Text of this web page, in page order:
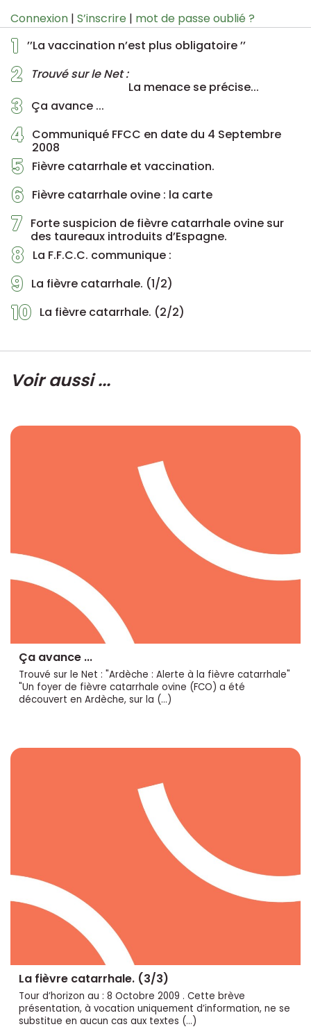
1 ’’La vaccination n’est plus obligatoire ’’
2
Trouvé sur le Net :
La menace se précise...
3 Ça avance ...
4 Communiqué FFCC en date du 4 Septembre
2008
5 Fièvre catarrhale et vaccination.
6 Fièvre catarrhale ovine : la carte
7 Forte suspicion de fièvre catarrhale ovine sur
des taureaux introduits d’Espagne.
8 La F.F.C.C. communique :
9 La fièvre catarrhale. (1/2)
10 La fièvre catarrhale. (2/2)
Connexion | S’inscrire | mot de passe oublié ?
Voir aussi ...
Ça avance ...
Trouvé sur le Net : "Ardèche : Alerte à la fièvre catarrhale"
"Un foyer de fièvre catarrhale ovine (FCO) a été
découvert en Ardèche, sur la (…)
La fièvre catarrhale. (3/3)
Tour d’horizon au : 8 Octobre 2009 . Cette brève
présentation, à vocation uniquement d’information, ne se
substitue en aucun cas aux textes (…)